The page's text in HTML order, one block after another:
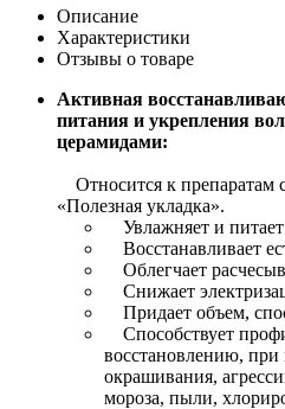
Описание
Характеристики
Отзывы о товаре
Активная
питания и укрепления
церамидами:
Относится к препаратам
«Полезная укладка».
Увлажняет и
Восстанавливает
Облегчает
Снижает
Придает объем,
Способствует
восстановлению, при
окрашивания,
мороза, пыли,